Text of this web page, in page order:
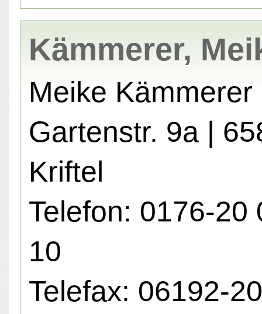
Kämmerer,
Meike Kämmerer
Gartenstr. 9a |
Kriftel
Telefon: 0176-20
10
Telefax: 06192-